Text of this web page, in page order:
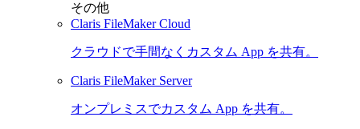
その他
Claris FileMaker Cloud
クラウドで手間なくカスタム App を共有。
Claris FileMaker Server
オンプレミスでカスタム App を共有。